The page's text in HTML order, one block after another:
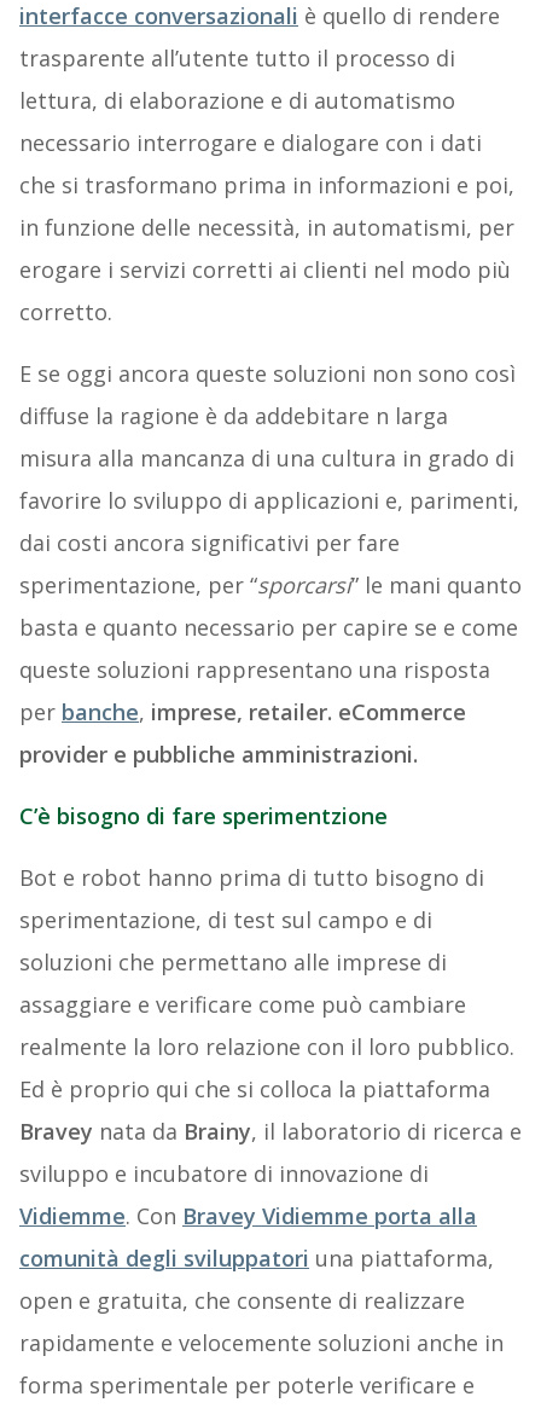
interfacce conversazionali è quello di rendere
trasparente all’utente tutto il processo di
lettura, di elaborazione e di automatismo
necessario interrogare e dialogare con i dati
che si trasformano prima in informazioni e poi,
in funzione delle necessità, in automatismi, per
erogare i servizi corretti ai clienti nel modo più
corretto.
E se oggi ancora queste soluzioni non sono così
diffuse la ragione è da addebitare n larga
misura alla mancanza di una cultura in grado di
favorire lo sviluppo di applicazioni e, parimenti,
dai costi ancora significativi per fare
sperimentazione, per “sporcarsi” le mani quanto
basta e quanto necessario per capire se e come
queste soluzioni rappresentano una risposta
per banche, imprese, retailer. eCommerce
provider e pubbliche amministrazioni.
C’è bisogno di fare sperimentzione
Bot e robot hanno prima di tutto bisogno di
sperimentazione, di test sul campo e di
soluzioni che permettano alle imprese di
assaggiare e verificare come può cambiare
realmente la loro relazione con il loro pubblico.
Ed è proprio qui che si colloca la piattaforma
Bravey nata da Brainy, il laboratorio di ricerca e
sviluppo e incubatore di innovazione di
Vidiemme. Con Bravey Vidiemme porta alla
comunità degli sviluppatori una piattaforma,
open e gratuita, che consente di realizzare
rapidamente e velocemente soluzioni anche in
forma sperimentale per poterle verificare e